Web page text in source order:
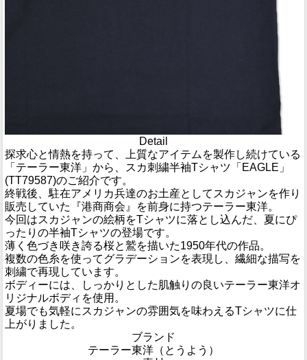
Detail
探求心と情熱を持って、上質なアイテムを製作し続けている
「テーラー東洋」から、スカ刺繍半袖Tシャツ「EAGLE」
(TT79587)のご紹介です。
終戦後、駐在アメリカ兵達のお土産としてスカジャンを作り
販売していた『港商商会』を前身に持つテーラー東洋。
今回はスカジャンの絵柄をTシャツに落とし込んだ、夏にぴ
ったりの半袖Tシャツの登場です。
薄く色づき咲き誇る桜と鷲を描いた1950年代の作品。
複数の色糸を使ってグラデーションを表現し、繊細な描写を
刺繍で再現しています。
ボディーには、しっかりとした肌触りの良いテーラー東洋オ
リジナルボディを使用。
夏場でも気軽にスカジャンの雰囲気を味わえるTシャツに仕
上がりました。
ブランド
テーラー東洋（とうよう）